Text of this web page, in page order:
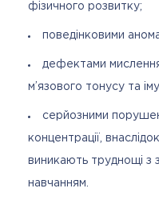
фізичного розвитку;
поведінковими
дефектами
м’язового тонусу та
серйозними
концентрації,
виникають труднощі з
навчанням.